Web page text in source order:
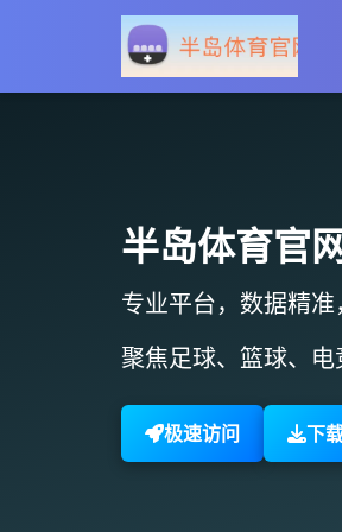
半岛体育官
专业平台，数据精准，
聚焦足球、篮球、电
极速访问 下